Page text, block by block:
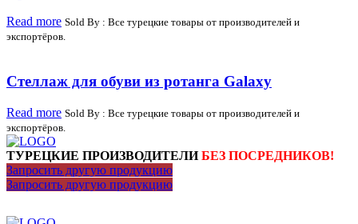
Read more Sold By : Все турецкие товары от производителей и
экспортёров.
Стеллаж для обуви из ротанга Galaxy
Read more Sold By : Все турецкие товары от производителей и
экспортёров.
ТУРЕЦКИЕ ПРОИЗВОДИТЕЛИБЕЗ ПОСРЕДНИКОВ!
Запросить другую продукцию
Запросить другую продукцию